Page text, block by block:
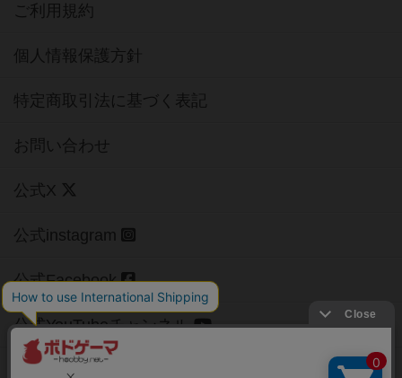
ご利用規約
個人情報保護方針
特定商取引法に基づく表記
お問い合わせ
公式X
公式instagram
公式Facebook
公式YouTubeチャンネル